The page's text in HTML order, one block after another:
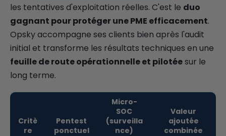
les tentatives d'exploitation réelles. C'est le duo
gagnant pour protéger une PME efficacement.
Opsky accompagne ses clients bien après l'audit
initial et transforme les résultats techniques en une
feuille de route opérationnelle et pilotéesur le
long terme.
Critè
re
Pentest
ponctuel
Micro-
SOC
(surveilla
nce)
Valeur
ajoutée
combinée